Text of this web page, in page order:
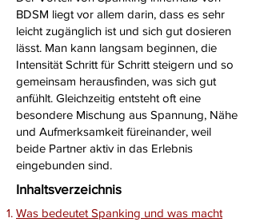
BDSM liegt vor allem darin, dass es sehr
leicht zugänglich ist und sich gut dosieren
lässt. Man kann langsam beginnen, die
Intensität Schritt für Schritt steigern und so
gemeinsam herausfinden, was sich gut
anfühlt. Gleichzeitig entsteht oft eine
besondere Mischung aus Spannung, Nähe
und Aufmerksamkeit füreinander, weil
beide Partner aktiv in das Erlebnis
eingebunden sind.
Inhaltsverzeichnis
Was bedeutet Spanking und was macht